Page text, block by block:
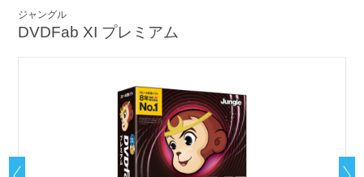
ジャングル
DVDFab XI プレミアム